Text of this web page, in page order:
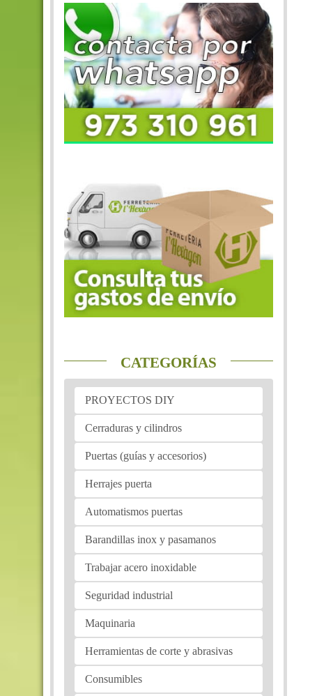
CATEGORÍAS
PROYECTOS DIY
Cerraduras y cilindros
Puertas (guías y accesorios)
Herrajes puerta
Automatismos puertas
Barandillas inox y pasamanos
Trabajar acero inoxidable
Seguridad industrial
Maquinaria
Herramientas de corte y abrasivas
Consumibles